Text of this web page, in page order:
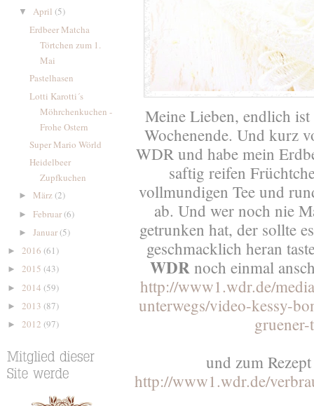
▼ April (5)
Erdbeer Matcha
Törtchen zum 1.
Mai
Pastelhasen
Lotti Karotti´s
Möhrchenkuchen -
Frohe Ostern
Super Mario Wörld
Heidelbeer
Zupfkuchen
► März(2)
► Februar(6)
► Januar(5)
► 2016 (61)
► 2015 (43)
► 2014 (59)
► 2013 (87)
► 2012 (97)
Meine Lieben, endlich ist
Wochenende. Und kurz
WDR und habe mein
saftig reifen
vollmundigen Tee und
ab. Und wer noch nie
getrunken hat, der sollte
geschmacklich heran
WDR noch einmal
http://www1.wdr.de/
unterwegs/video-kessy-
und zum
http://www1.wdr.de/